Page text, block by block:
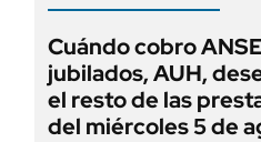
Cuándo cobro
jubilados, AUH,
el resto de las
del miércoles 5 de